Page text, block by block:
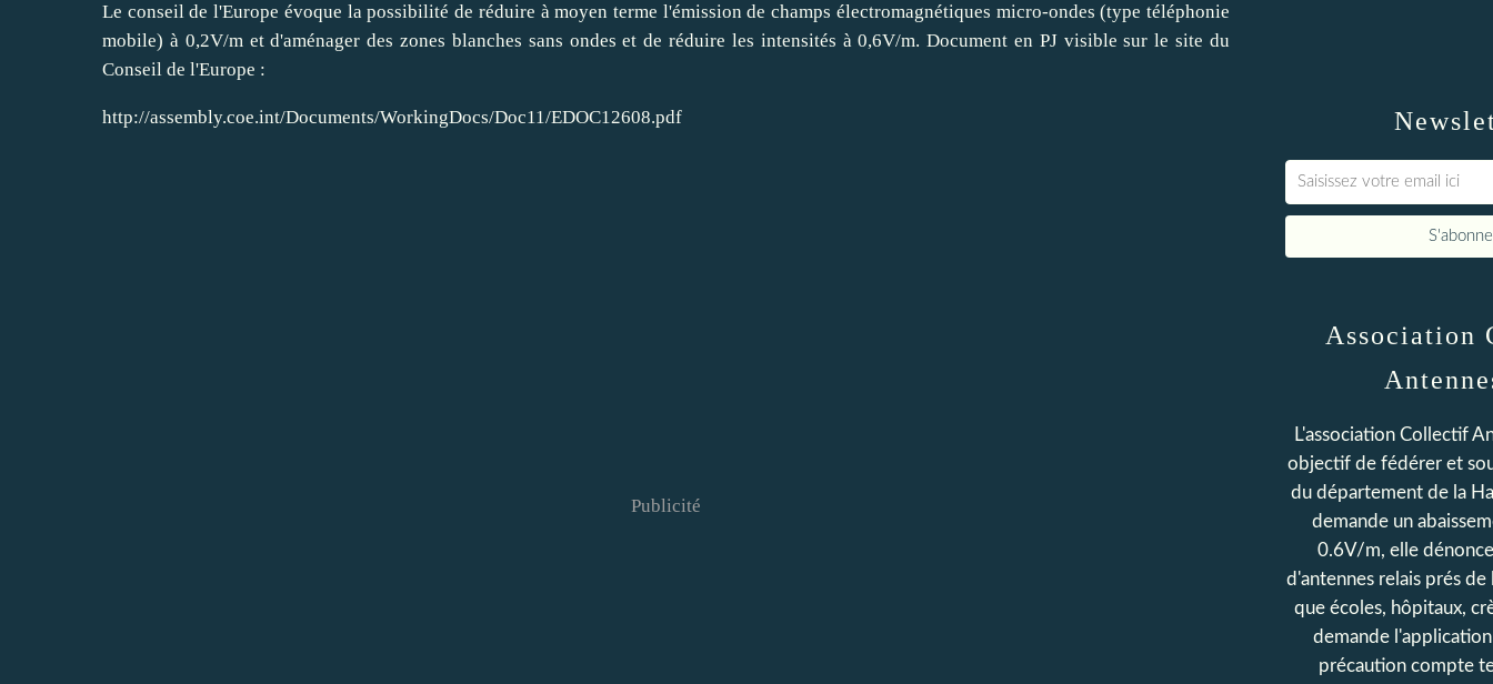
Le conseil de l'Europe évoque la possibilité de réduire à moyen terme l'émission de champs électromagnétiques micro-ondes (type téléphonie
mobile) à 0,2V/m et d'aménager des zones blanches sans ondes et de réduire les intensités à 0,6V/m. Document en PJ visible sur le site du
Conseil de l'Europe :
http://assembly.coe.int/Documents/WorkingDocs/Doc11/EDOC12608.pdf
Publicité
Association
L'association Collectif
objectif de fédérer et
du département de la
demande un
0.6V/m, elle
d'antennes relais prés de
que écoles, hôpitaux,
demande
précaution compte